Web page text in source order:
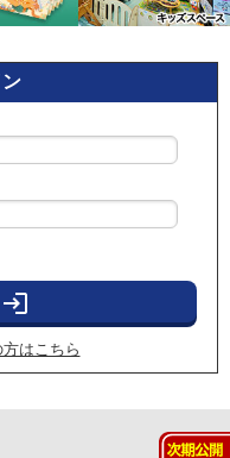
login
はこちら